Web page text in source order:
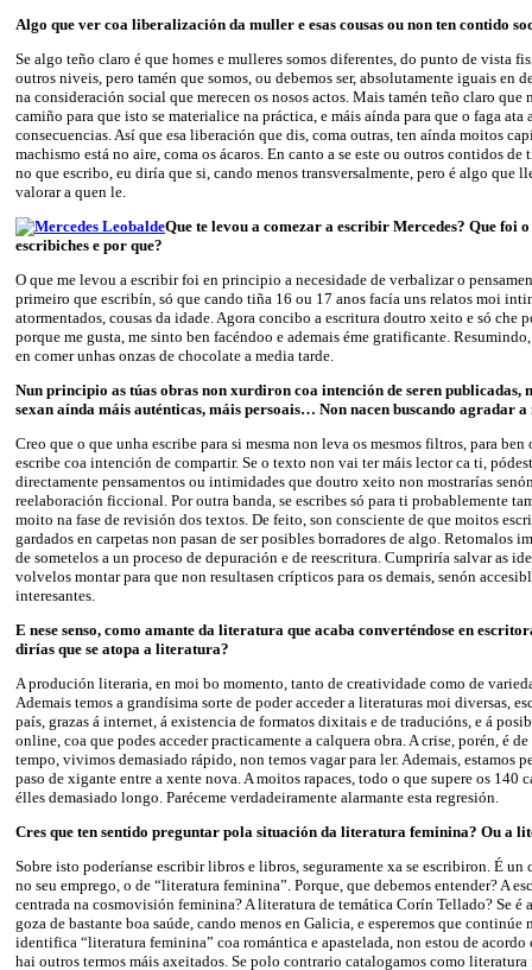
Algo que ver coa liberalización da muller e esas cousas ou non ten contido
Se algo teño claro é que homes e mulleres somos diferentes, do punto de vista
outros niveis, pero tamén que somos, ou debemos ser, absolutamente iguais en
na consideración social que merecen os nosos actos. Mais tamén teño claro que
camiño para que isto se materialice na práctica, e máis aínda para que o faga ata
consecuencias. Así que esa liberación que dis, coma outras, ten aínda moitos
machismo está no aire, coma os ácaros. En canto a se este ou outros contidos
no que escribo, eu diría que si, cando menos transversalmente, pero é algo que
valorar a quen le.
Que te levou a comezar a escribir Mercedes? Que foi
escribiches e por que?
O que me levou a escribir foi en principio a necesidade de verbalizar o
primeiro que escribín, só que cando tiña 16 ou 17 anos facía uns relatos moi
atormentados, cousas da idade. Agora concibo a escritura doutro xeito e só che
porque me gusta, me sinto ben facéndoo e ademais éme gratificante.
en comer unhas onzas de chocolate a media tarde.
Nun principio as túas obras non xurdiron coa intención de seren publicadas,
sexan aínda máis auténticas, máis persoais… Non nacen buscando agradar a
Creo que o que unha escribe para si mesma non leva os mesmos filtros, para ben
escribe coa intención de compartir. Se o texto non vai ter máis lector ca ti,
directamente pensamentos ou intimidades que doutro xeito non mostrarías
reelaboración ficcional. Por outra banda, se escribes só para ti probablemente
moito na fase de revisión dos textos. De feito, son consciente de que moitos
gardados en carpetas non pasan de ser posibles borradores de algo. Retomalos
de sometelos a un proceso de depuración e de reescritura. Cumpriría salvar as
volvelos montar para que non resultasen crípticos para os demais, senón
interesantes.
E nese senso, como amante da literatura que acaba converténdose en
dirías que se atopa a literatura?
A produción literaria, en moi bo momento, tanto de creatividade como de
Ademais temos a grandísima sorte de poder acceder a literaturas moi diversas,
país, grazas á internet, á existencia de formatos dixitais e de traducións, e á
online, coa que podes acceder practicamente a calquera obra. A crise, porén, é
tempo, vivimos demasiado rápido, non temos vagar para ler. Ademais, estamos
paso de xigante entre a xente nova. A moitos rapaces, todo o que supere os 140
élles demasiado longo. Paréceme verdadeiramente alarmante esta regresión.
Cres que ten sentido preguntar pola situación da literatura feminina? Ou a
Sobre isto poderíanse escribir libros e libros, seguramente xa se escribiron. É
no seu emprego, o de “literatura feminina”. Porque, que debemos entender? A
centrada na cosmovisión feminina? A literatura de temática Corín Tellado? Se é
goza de bastante boa saúde, cando menos en Galicia, e esperemos que continúe
identifica “literatura feminina” coa romántica e apastelada, non estou de
hai outros termos máis axeitados. Se polo contrario catalogamos como